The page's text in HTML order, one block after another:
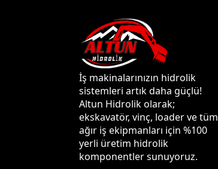
İş makinalarınızın hidrolik
sistemleri artık daha güçlü!
Altun Hidrolik olarak;
ekskavatör, vinç, loader ve tüm
ağır iş ekipmanları için %100
yerli üretim hidrolik
komponentler sunuyoruz.